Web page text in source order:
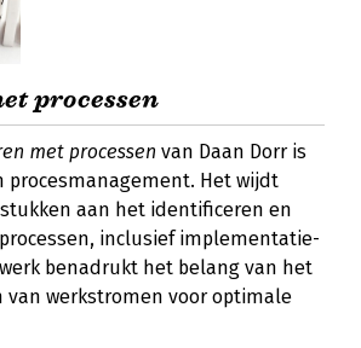
processen
met processen van Daan Dorr is
procesmanagement. Het wijdt
aan het identificeren en
inclusief implementatie-
benadrukt het belang van het
van werkstromen voor optimale